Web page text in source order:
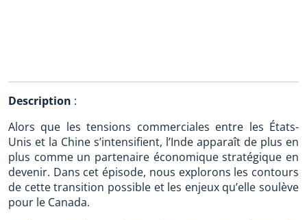
Description :
Alors que les tensions commerciales entre les États-
Unis et la Chine s’intensifient, l’Inde apparaît de plus en
plus comme un partenaire économique stratégique en
devenir. Dans cet épisode, nous explorons les contours
de cette transition possible et les enjeux qu’elle soulève
pour le Canada.